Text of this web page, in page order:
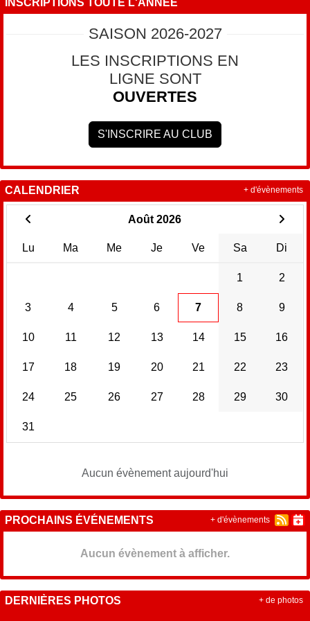
INSCRIPTIONS TOUTE L'ANNÉE
SAISON 2026-2027
LES INSCRIPTIONS EN
LIGNE SONT
OUVERTES
S'INSCRIRE AU CLUB
CALENDRIER
Août 2026
Lu Ma Me Je Ve Sa Di
1 2
3 4 5 6 7 8 9
10 11 12 13 14 15 16
17 18 19 20 21 22 23
24 25 26 27 28 29 30
31
Aucun évènement aujourd'hui
+ d'évènements
PROCHAINS ÉVÉNEMENTS
Aucun évènement à afficher.
+ d'évènements
DERNIÈRES PHOTOS + de photos